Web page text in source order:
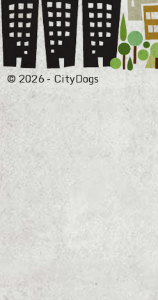
© 2026 - CityDogs